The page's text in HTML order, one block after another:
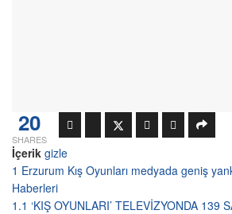
20
SHARES
İçerik gizle
1 Erzurum Kış Oyunları medyada geniş
Haberleri
1.1 ‘KIŞ OYUNLARI’ TELEVİZYONDA 139